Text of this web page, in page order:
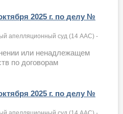
2025 г. по делу №
апелляционный суд (14 ААС) -
или ненадлежащем
по договорам
2025 г. по делу №